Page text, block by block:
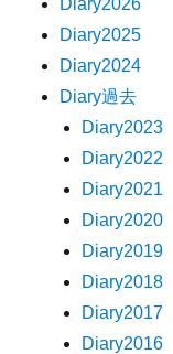
Diary2026
Diary2025
Diary2024
Diary過去
Diary2023
Diary2022
Diary2021
Diary2020
Diary2019
Diary2018
Diary2017
Diary2016